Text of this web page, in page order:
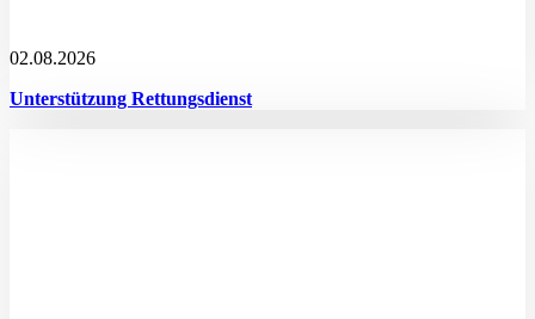
02.08.2026
Unterstützung Rettungsdienst